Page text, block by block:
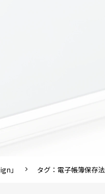
」 タグ：電子帳簿保存法